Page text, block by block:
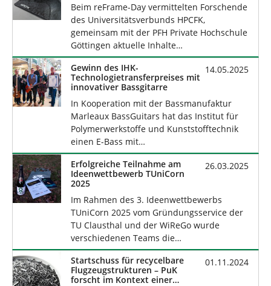
Beim reFrame-Day vermittelten Forschende
des Universitätsverbunds HPCFK,
gemeinsam mit der PFH Private Hochschule
Göttingen aktuelle Inhalte…
14.05.2025
Gewinn des IHK-
Technologietransferpreises mit
innovativer Bassgitarre
In Kooperation mit der Bassmanufaktur
Marleaux BassGuitars hat das Institut für
Polymerwerkstoffe und Kunststofftechnik
einen E-Bass mit…
26.03.2025
Erfolgreiche Teilnahme am
Ideenwettbewerb TUniCorn
2025
Im Rahmen des 3. Ideenwettbewerbs
TUniCorn 2025 vom Gründungsservice der
TU Clausthal und der WiReGo wurde
verschiedenen Teams die…
01.11.2024
Startschuss für recycelbare
Flugzeugstrukturen – PuK
forscht im Kontext einer